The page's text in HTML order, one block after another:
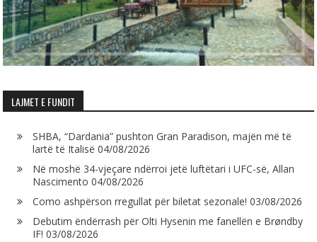
LAJMET E FUNDIT
SHBA, “Dardania” pushton Gran Paradison, majën më të
lartë të Italisë 04/08/2026
Në moshë 34-vjeçare ndërroi jetë luftëtari i UFC-së, Allan
Nascimento 04/08/2026
Como ashpërson rregullat për biletat sezonale! 03/08/2026
Debutim ëndërrash për Olti Hysenin me fanellën e Brøndby
IF! 03/08/2026